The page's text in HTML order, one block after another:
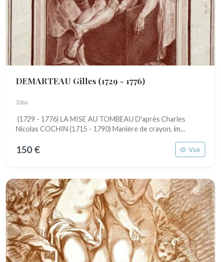
DEMARTEAU Gilles (1729 - 1776)
3366
(1729 - 1776) LA MISE AU TOMBEAU D'après Charles
Nicolas COCHIN (1715 - 1790) Manière de crayon, im...
150 € Voir